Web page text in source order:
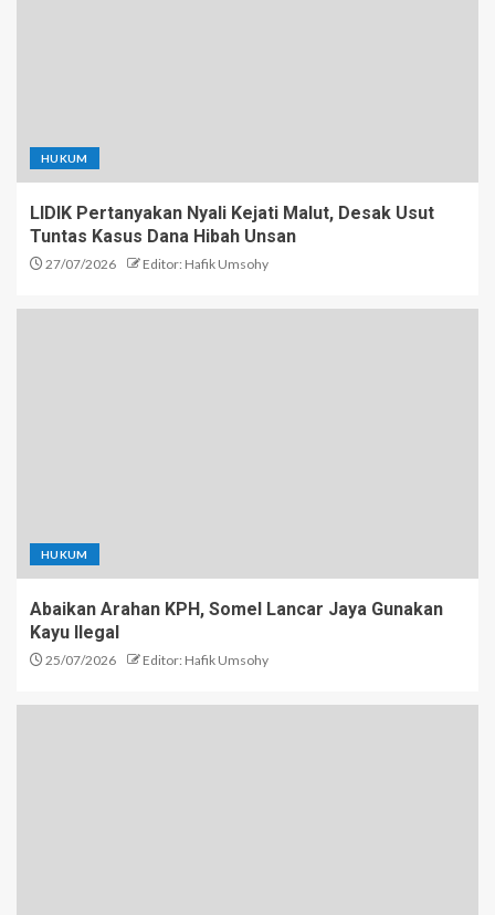
HUKUM
LIDIK Pertanyakan Nyali Kejati Malut, Desak Usut
Tuntas Kasus Dana Hibah Unsan
27/07/2026 Editor: Hafik Umsohy
HUKUM
Abaikan Arahan KPH, Somel Lancar Jaya Gunakan
Kayu Ilegal
25/07/2026 Editor: Hafik Umsohy